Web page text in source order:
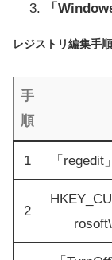
「
レジストリ編集手順
手
順
1 「
2